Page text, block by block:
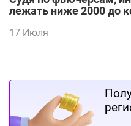
лежать ниже 2000 до
17 Июля